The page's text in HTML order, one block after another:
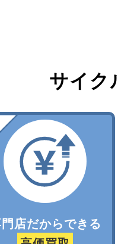
サイク
店だからできる